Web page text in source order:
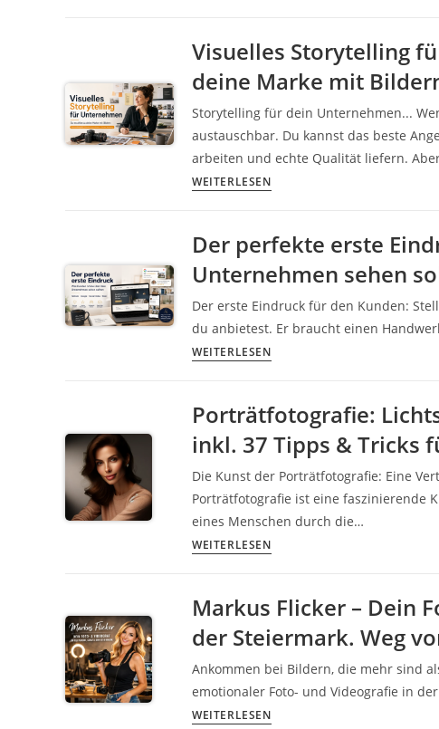
und
Fotograf:innen
Videograf
Contentcreator
Fotografie
Videografie
Graz
Österreich
Bildbearbeitung
Workshops
Reiseblog
Steiermark
Visuelle
Lösungen
Unternehmen
Visuelles Storytelling
deine Marke mit
Storytelling für dein Unternehmen...
austauschbar. Du kannst das beste
arbeiten und echte Qualität liefern.
WEITERLESENVisuelles
Unternehmen:
So
du
deine
Marke
Bildern
Der perfekte erste
Unternehmen sehen
Der erste Eindruck für den Kunden:
du anbietest. Er braucht einen
WEITERLESENDer
Eindruck:
Was
Kunden
online
über
dein
Unternehmen
sollten
Porträtfotografie:
inkl. 37 Tipps & Tricks
Die Kunst der Porträtfotografie: Eine
Porträtfotografie ist eine faszinierende
eines Menschen durch die…
WEITERLESENPorträtfotografie:
Ausdruck,
Retusche
37
Tipps
&
Markus Flicker – Dein
der Steiermark. Weg
Ankommen bei Bildern, die mehr sind
emotionaler Foto- und Videografie in
WEITERLESENMarkus